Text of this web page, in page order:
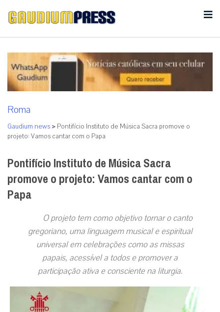
Roma
Gaudium news > Pontifício Instituto de Música Sacra promove o
projeto: Vamos cantar com o Papa
Pontifício Instituto de Música Sacra
promove o projeto: Vamos cantar com o
Papa
O projeto tem como objetivo tornar o canto
gregoriano, uma linguagem musical e espiritual
universal em celebrações como as missas
papais, acessível a todos e promover a
participação ativa e consciente na liturgia.